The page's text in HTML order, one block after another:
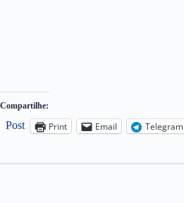
Compartilhe:
Post Print Email Telegram